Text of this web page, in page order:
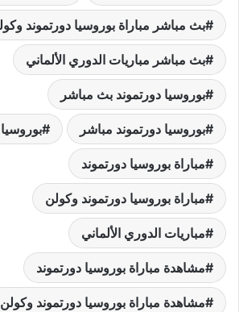
بث مباشر مباراة بوروسيا دورتموند
بث مباشر مباريات الدوري الألماني
بوروسيا دورتموند بث مباشر
بوروسيا دورتموند مباشر
مباراة بوروسيا دورتموند
مباراة بوروسيا دورتموند وكولن
مباريات الدوري الألماني
مشاهدة مباراة بوروسيا دورتموند
مشاهدة مباراة بوروسيا دورتموند وكولن